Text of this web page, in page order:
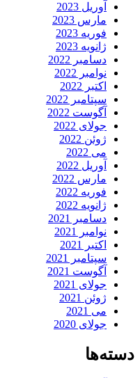
آوریل 2023
مارس 2023
فوریه 2023
ژانویه 2023
دسامبر 2022
نوامبر 2022
اکتبر 2022
سپتامبر 2022
آگوست 2022
جولای 2022
ژوئن 2022
می 2022
آوریل 2022
مارس 2022
فوریه 2022
ژانویه 2022
دسامبر 2021
نوامبر 2021
اکتبر 2021
سپتامبر 2021
آگوست 2021
جولای 2021
ژوئن 2021
می 2021
جولای 2020
دسته‌ها